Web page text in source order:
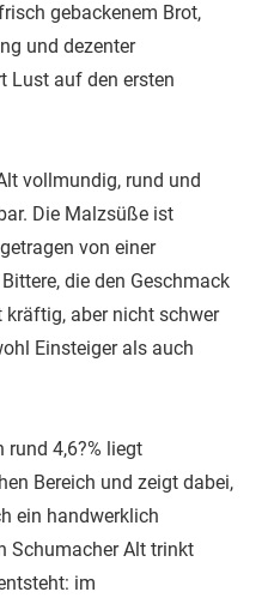
gebackenem Brot,
und dezenter
Lust auf den ersten
vollmundig, rund und
Die Malzsüße ist
von einer
die den Geschmack
kräftig, aber nicht schwer
Einsteiger als auch
4,6?% liegt
Bereich und zeigt dabei,
ein handwerklich
Schumacher Alt trinkt
im